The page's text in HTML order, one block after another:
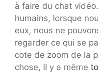
à faire du chat
humains, lorsque
eux, nous ne
regarder ce qui se
cote de zoom de la
chose, il y a même